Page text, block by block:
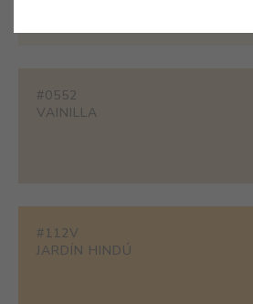
#0552
VAINILLA
#112V
JARDÍN HINDÚ